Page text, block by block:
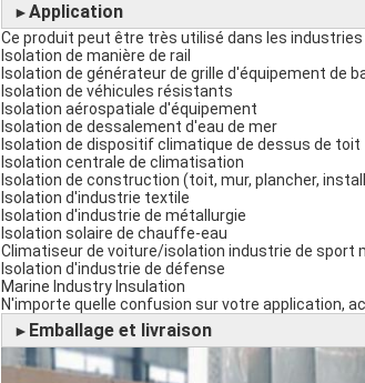
►Application
Ce produit peut être très utilisé dans les
Isolation de manière de rail
Isolation de générateur de grille d'équipement de
Isolation de véhicules résistants
Isolation aérospatiale d'équipement
Isolation de dessalement d'eau de mer
Isolation de dispositif climatique de dessus de toit
Isolation centrale de climatisation
Isolation de construction (toit, mur, plancher,
Isolation d'industrie textile
Isolation d'industrie de métallurgie
Isolation solaire de chauffe-eau
Climatiseur de voiture/isolation industrie de sport
Isolation d'industrie de défense
Marine Industry Insulation
N'importe quelle confusion sur votre application,
► Emballage et livraison